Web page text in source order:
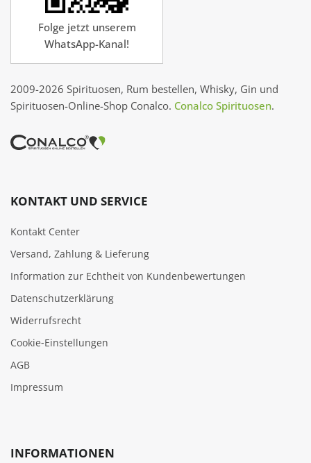
Folge jetzt unserem
WhatsApp-Kanal!
2009-2026 Spirituosen, Rum bestellen, Whisky, Gin und
Spirituosen-Online-Shop Conalco. Conalco Spirituosen.
KONTAKT UND SERVICE
Kontakt Center
Versand, Zahlung & Lieferung
Information zur Echtheit von Kundenbewertungen
Datenschutzerklärung
Widerrufsrecht
Cookie‑Einstellungen
AGB
Impressum
INFORMATIONEN